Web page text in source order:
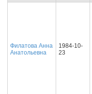
Филатова Анна
Анатольевна
1984-10-
23